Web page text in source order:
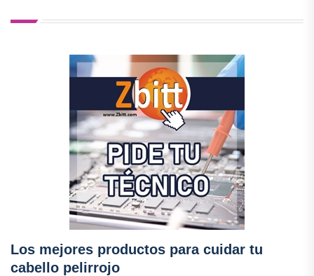
Los mejores productos para cuidar tu
cabello pelirrojo